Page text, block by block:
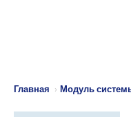
Главная › Модуль